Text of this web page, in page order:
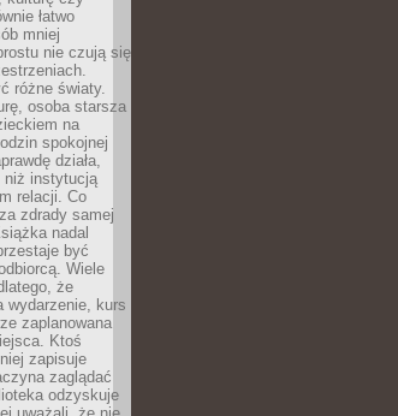
łatwo
mniej
nie czują się
różne światy.
osoba starsza
na
spokojnej
działa,
niż instytucją
relacji. Co
zdrady samej
nadal
być
Wiele
że
wydarzenie, kurs
zaplanowana
Ktoś
zapisuje
zaglądać
odzyskuje